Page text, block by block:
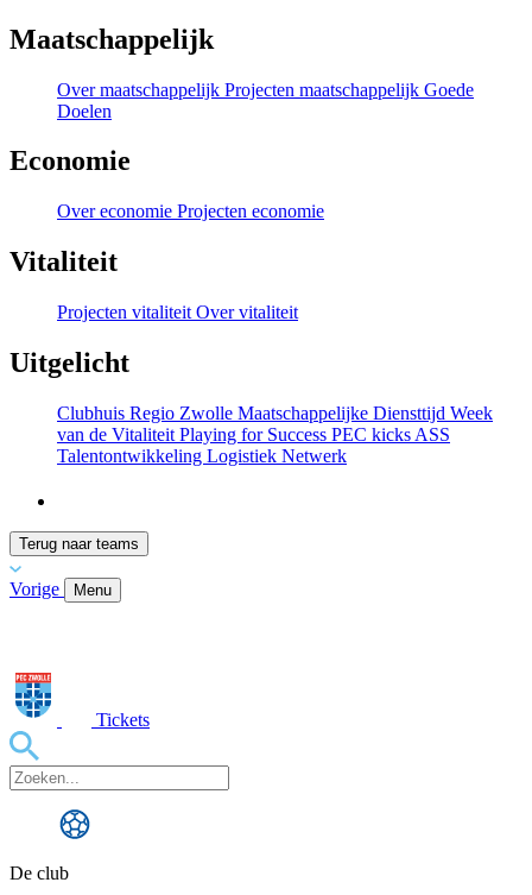
Maatschappelijk
Over maatschappelijk Projecten maatschappelijk Goede
Doelen
Economie
Over economie Projecten economie
Vitaliteit
Projecten vitaliteit Over vitaliteit
Uitgelicht
Clubhuis Regio Zwolle Maatschappelijke Diensttijd Week
van de Vitaliteit Playing for Success PEC kicks ASS
Talentontwikkeling Logistiek Netwerk
Terug naar teams
Vorige Menu
Tickets
De club